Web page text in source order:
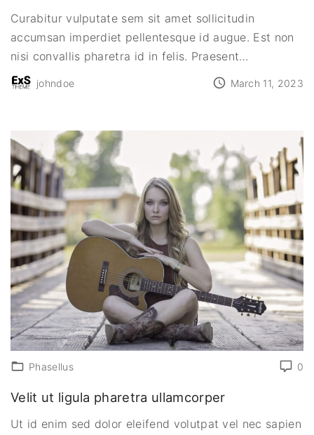
Curabitur vulputate sem sit amet sollicitudin
accumsan imperdiet pellentesque id augue. Est non
nisi convallis pharetra id in felis. Praesent…
johndoe March 11, 2023
0
Phasellus
Velit ut ligula pharetra ullamcorper
Ut id enim sed dolor eleifend volutpat vel nec sapien